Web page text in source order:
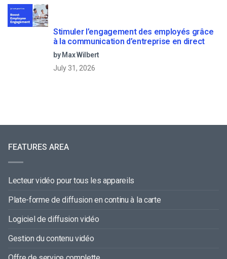
Stimuler l’engagement des employés grâce
à la communication d’entreprise en direct
by Max Wilbert
July 31, 2026
FEATURES AREA
Lecteur vidéo pour tous les appareils
Plate-forme de diffusion en continu à la carte
Logiciel de diffusion vidéo
Gestion du contenu vidéo